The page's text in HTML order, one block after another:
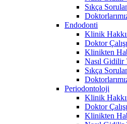
Sıkça
Endodonti
Klinik
Doktor
Klinikten
Nasıl Gidilir
Sıkça
Periodontoloji
Klinik
Doktor
Klinikten